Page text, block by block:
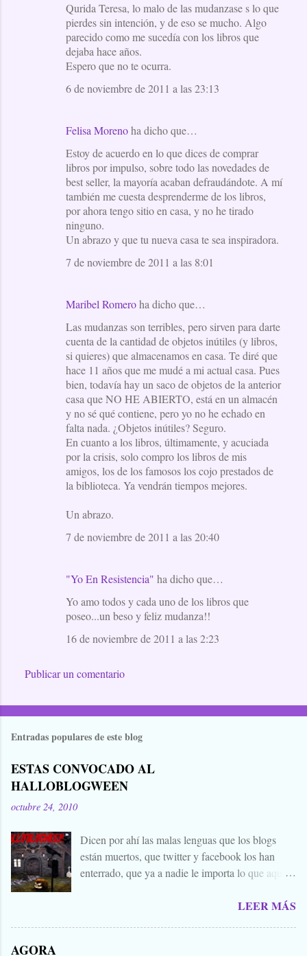
Qurida Teresa, lo malo de las mudanzase s lo que
pierdes sin intención, y de eso se mucho. Algo
parecido como me sucedía con los libros que
dejaba hace años.
Espero que no te ocurra.
6 de noviembre de 2011 a las 23:13
Felisa Morenoha dicho que…
Estoy de acuerdo en lo que dices de comprar
libros por impulso, sobre todo las novedades de
best seller, la mayoría acaban defraudándote. A mí
también me cuesta desprenderme de los libros,
por ahora tengo sitio en casa, y no he tirado
ninguno.
Un abrazo y que tu nueva casa te sea inspiradora.
7 de noviembre de 2011 a las 8:01
Maribel Romeroha dicho que…
Las mudanzas son terribles, pero sirven para darte
cuenta de la cantidad de objetos inútiles (y libros,
si quieres) que almacenamos en casa. Te diré que
hace 11 años que me mudé a mi actual casa. Pues
bien, todavía hay un saco de objetos de la anterior
casa que NO HE ABIERTO, está en un almacén
y no sé qué contiene, pero yo no he echado en
falta nada. ¿Objetos inútiles? Seguro.
En cuanto a los libros, últimamente, y acuciada
por la crisis, solo compro los libros de mis
amigos, los de los famosos los cojo prestados de
la biblioteca. Ya vendrán tiempos mejores.
Un abrazo.
7 de noviembre de 2011 a las 20:40
"Yo En Resistencia" ha dicho que…
Yo amo todos y cada uno de los libros que
poseo...un beso y feliz mudanza!!
16 de noviembre de 2011 a las 2:23
Publicar un comentario
Entradas populares de este blog
ESTAS CONVOCADO AL
HALLOBLOGWEEN
octubre 24, 2010
Dicen por ahí las malas lenguas que los blogs
están muertos, que twitter y facebook los han
enterrado, que ya a nadie le importa lo que aquí
levantar nuestros blogs, sean vivos, muertos, o
LEER MÁS
AGORA